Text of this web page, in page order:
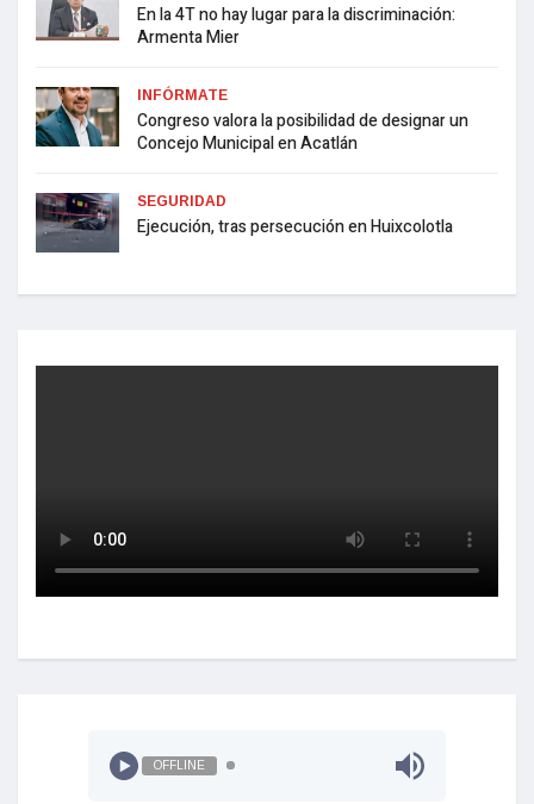
En la 4T no hay lugar para la discriminación:
Armenta Mier
INFÓRMATE
Congreso valora la posibilidad de designar un
Concejo Municipal en Acatlán
SEGURIDAD
Ejecución, tras persecución en Huixcolotla
OFFLINE